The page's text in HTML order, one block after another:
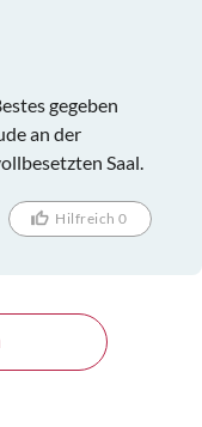
gegeben
an der
Saal.
Hilfreich 0